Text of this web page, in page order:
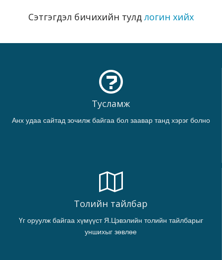
Сэтгэгдэл бичихийн тулд логин хийх
Тусламж
Анх удаа сайтад зочилж байгаа бол заавар танд хэрэг болно
Толийн тайлбар
Үг оруулж байгаа хүмүүст Я.Цэвэлийн толийн тайлбарыг
уншихыг зөвлөе